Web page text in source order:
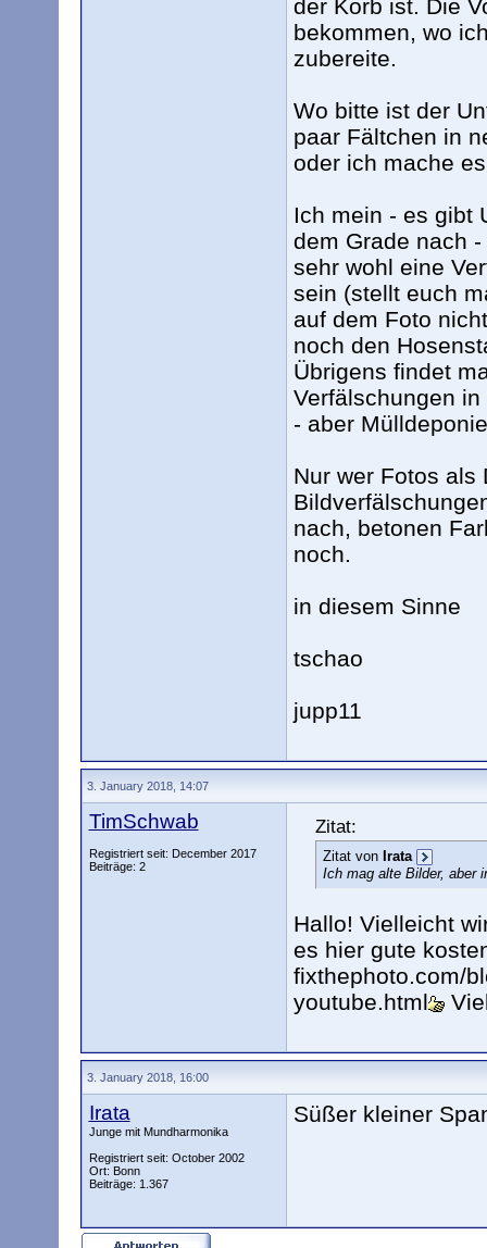
der Korb ist. Die
bekommen, wo
zubereite.
Wo bitte ist der
paar Fältchen in
oder ich mache
Ich mein - es gibt
dem Grade nach
sehr wohl eine
sein (stellt euch
auf dem Foto
noch den
Übrigens findet
Verfälschungen
- aber
Nur wer Fotos als
nach, betonen
noch.
in diesem Sinne
tschao
jupp11
3. January 2018, 14:07
TimSchwab
Registriert seit: December 2017
Beiträge: 2
Zitat:
Zitat von Irata
Ich mag alte Bilder, aber
Hallo! Vielleicht
es hier gute
fixthephoto.com/
youtube.html
3. January 2018, 16:00
Irata
Junge mit Mundharmonika
Registriert seit: October 2002
Ort: Bonn
Beiträge: 1.367
Süßer kleiner